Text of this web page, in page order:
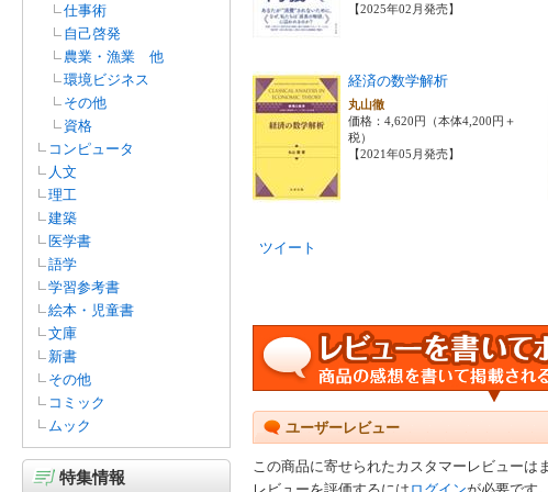
仕事術
自己啓発
農業・漁業 他
環境ビジネス
その他
資格
コンピュータ
人文
理工
建築
医学書
語学
学習参考書
絵本・児童書
文庫
新書
その他
コミック
ムック
特集情報
【2025年02月発売】
経済の数学解析
丸山徹
価格：4,620円（本体4,200円＋
税）
【2021年05月発売】
ツイート
ユーザーレビュー
この商品に寄せられたカスタマーレビューは